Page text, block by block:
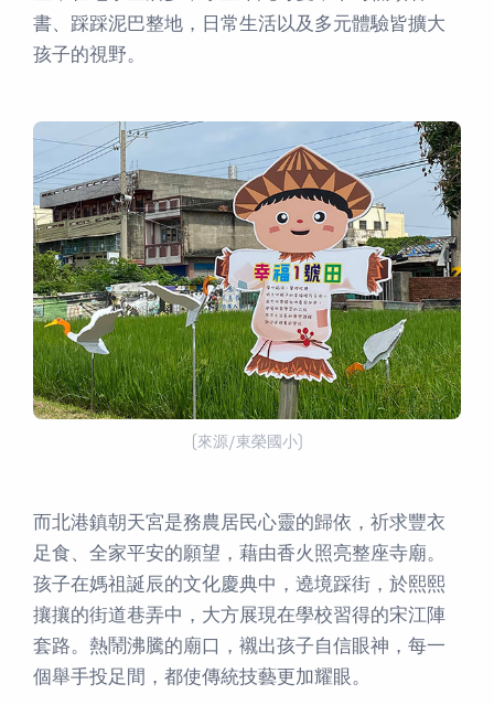
書、踩踩泥巴整地，日常生活以及多元體驗皆擴大
孩子的視野。
(來源/東榮國小)
而北港鎮朝天宮是務農居民心靈的歸依，祈求豐衣
足食、全家平安的願望，藉由香火照亮整座寺廟。
孩子在媽祖誕辰的文化慶典中，遶境踩街，於熙熙
攘攘的街道巷弄中，大方展現在學校習得的宋江陣
套路。熱鬧沸騰的廟口，襯出孩子自信眼神，每一
個舉手投足間，都使傳統技藝更加耀眼。